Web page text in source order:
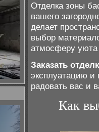
Отделка зоны
вашего
делает
выбор
атмосферу
Заказать
эксплуатацию и
радовать вас и
Как